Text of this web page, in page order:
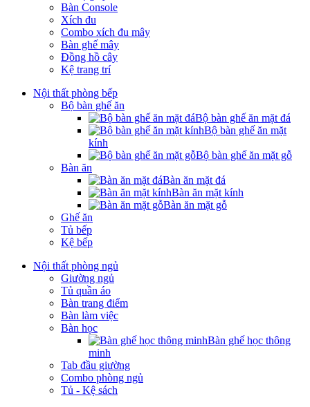
Bàn Console
Xích đu
Combo xích đu mây
Bàn ghế mây
Đồng hồ cây
Kệ trang trí
Nội thất phòng bếp
Bộ bàn ghế ăn
Bộ bàn ghế ăn mặt đá
Bộ bàn ghế ăn mặt
kính
Bộ bàn ghế ăn mặt gỗ
Bàn ăn
Bàn ăn mặt đá
Bàn ăn mặt kính
Bàn ăn mặt gỗ
Ghế ăn
Tủ bếp
Kệ bếp
Nội thất phòng ngủ
Giường ngủ
Tủ quần áo
Bàn trang điểm
Bàn làm việc
Bàn học
Bàn ghế học thông
minh
Tab đầu giường
Combo phòng ngủ
Tủ - Kệ sách